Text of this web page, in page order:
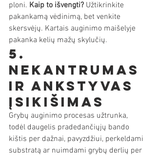
ploni. Kaip to išvengti? Užtikrinkite
pakankamą vėdinimą, bet venkite
skersvėjų. Kartais auginimo maišelyje
pakanka kelių mažų skylučių.
5.
Nekantrumas
ir ankstyvas
įsikišimas
Grybų auginimo procesas užtrunka,
todėl daugelis pradedančiųjų bando
kištis per dažnai, pavyzdžiui, perkeldami
substratą ar nuimdami grybų derlių per